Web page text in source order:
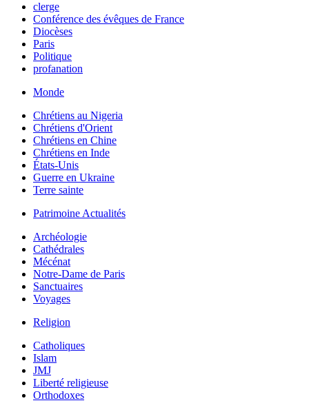
clerge
Conférence des évêques de France
Diocèses
Paris
Politique
profanation
Monde
Chrétiens au Nigeria
Chrétiens d'Orient
Chrétiens en Chine
Chrétiens en Inde
États-Unis
Guerre en Ukraine
Terre sainte
Patrimoine Actualités
Archéologie
Cathédrales
Mécénat
Notre-Dame de Paris
Sanctuaires
Voyages
Religion
Catholiques
Islam
JMJ
Liberté religieuse
Orthodoxes